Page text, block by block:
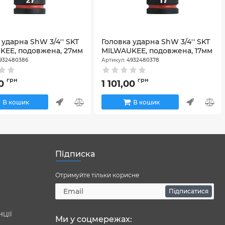
ударна ShW 3/4'' SKT
подовжена, 27мм
грн
В кошик
Головка ударна ShW 3/4'' SKT
MILWAUKEE, подовжена, 17мм
Артикул: 4932480378
1 101,00 грн
В кошик
Підписка
Отримуйте тільки корисне
Підписатися
Ми у соцмережах: